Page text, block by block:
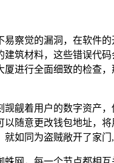
察觉的漏洞，在软件
筑材料，这些错误代
进行全面细致的检查
觎着用户的数字资产
随意更改钱包地址，
如同为盗贼敞开了家门,